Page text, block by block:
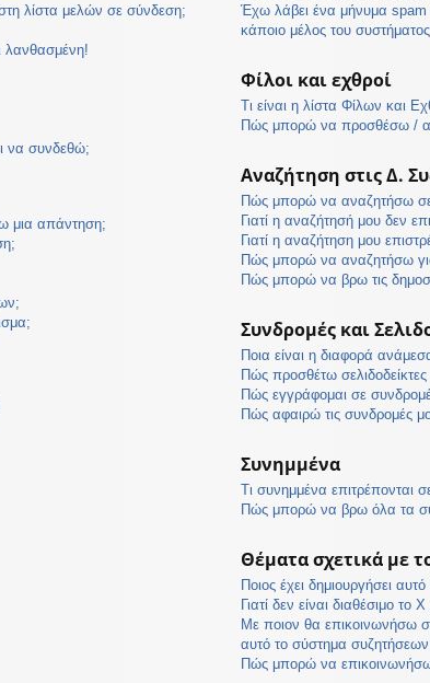
λίστα μελών σε σύνδεση;
λανθασμένη!
να συνδεθώ;
μια απάντηση;
Έχω λάβει ένα μήνυμα spam
κάποιο μέλος του
Φίλοι και εχθροί
Τι είναι η λίστα Φίλων και
Πώς μπορώ να προσθέσω /
Αναζήτηση στις Δ.
Πώς μπορώ να αναζητήσω σε
Γιατί η αναζήτησή μου δεν
Γιατί η αναζήτηση μου
Πώς μπορώ να αναζητήσω
Πώς μπορώ να βρω τις
Συνδρομές και
Ποια είναι η διαφορά
Πώς προσθέτω
Πώς εγγράφομαι σε
Πώς αφαιρώ τις συνδρομές
Συνημμένα
Τι συνημμένα επιτρέπονται
Πώς μπορώ να βρω όλα τα
Θέματα σχετικά με
Ποιος έχει δημιουργήσει
Γιατί δεν είναι διαθέσιμο το
Με ποιον θα επικοινωνήσω
αυτό το σύστημα
Πώς μπορώ να επικοινωνήσω